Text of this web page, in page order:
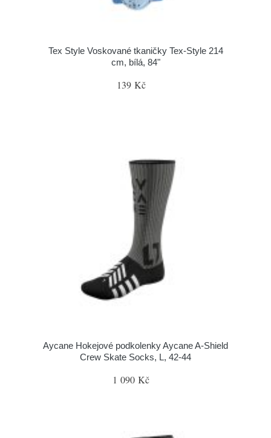
Tex Style Voskované tkaničky Tex-Style 214
cm, bílá, 84"
139 Kč
Aycane Hokejové podkolenky Aycane A-Shield
Crew Skate Socks, L, 42-44
1 090 Kč